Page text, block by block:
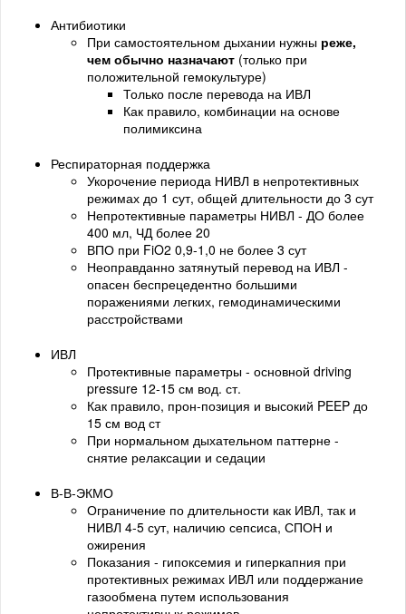
Антибиотики
При самостоятельном дыхании нужны реже,
чем обычно назначают (только при
положительной гемокультуре)
Только после перевода на ИВЛ
Как правило, комбинации на основе
полимиксина
Респираторная поддержка
Укорочение периода НИВЛ в непротективных
режимах до 1 сут, общей длительности до 3 сут
Непротективные параметры НИВЛ - ДО более
400 мл, ЧД более 20
ВПО при FiO2 0,9-1,0 не более 3 сут
Неоправданно затянутый перевод на ИВЛ -
опасен беспрецедентно большими
поражениями легких, гемодинамическими
расстройствами
ИВЛ
Протективные параметры - основной driving
pressure 12-15 см вод. ст.
Как правило, прон-позиция и высокий PEEP до
15 см вод ст
При нормальном дыхательном паттерне -
снятие релаксации и седации
В-В-ЭКМО
Ограничение по длительности как ИВЛ, так и
НИВЛ 4-5 сут, наличию сепсиса, СПОН и
ожирения
Показания - гипоксемия и гиперкапния при
протективных режимах ИВЛ или поддержание
газообмена путем использования